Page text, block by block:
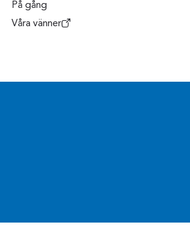
På gång
Våra vänner